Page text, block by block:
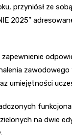
przyniósł ze
2025”
umiejętności
na dwie